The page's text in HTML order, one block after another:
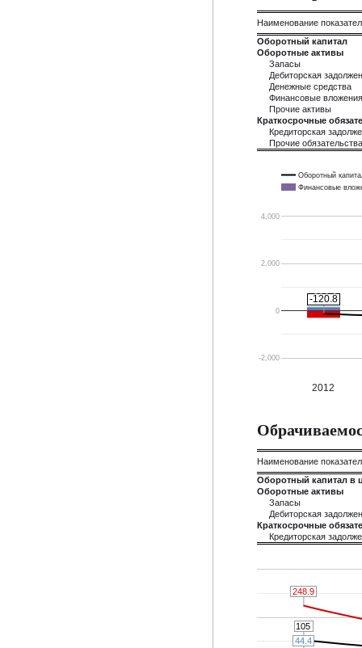
Наименование
Оборотный капитал
Оборотные активы
Запасы
Дебиторская
Денежные средства
Финансовые вложения
Прочие активы
Краткосрочные
Кредиторская
Прочие обязательства
Оборотный
Финансовые
2012
-2,000
0
2,000
4,000
-120.8
-120.8
Наименование
Оборотный капитал в
Оборотные активы
Запасы
Дебиторская
Краткосрочные
Кредиторская
105
105
44.4
44.4
248.9
248.9